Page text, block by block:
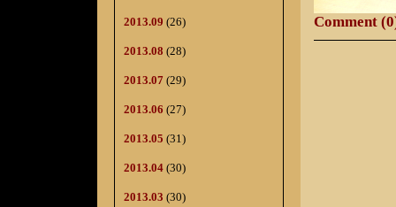
2013.09 (26)
2013.08 (28)
2013.07 (29)
2013.06 (27)
2013.05 (31)
2013.04 (30)
2013.03 (30)
Comment